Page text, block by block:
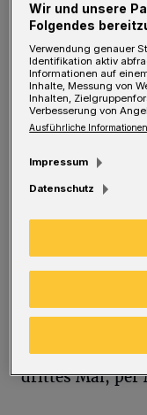
Da hat mir
Link geschickt,
ausgefüllten
Etwa 48
eine Mail mit
weiter
dem
aber natürlich
drittes Mal, per
Wir und unsere
Folgendes
Verwendung genauer
Identifikation aktiv
Informationen auf
Inhalte, Messung von
Inhalten,
Verbesserung von
Ausführliche Informationen
Impressum
Datenschutz